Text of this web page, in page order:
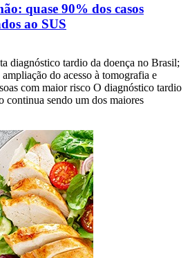
quase 90% dos casos
ao SUS
diagnóstico tardio da doença no Brasil;
do acesso à tomografia e
com maior risco O diagnóstico tardio
continua sendo um dos maiores